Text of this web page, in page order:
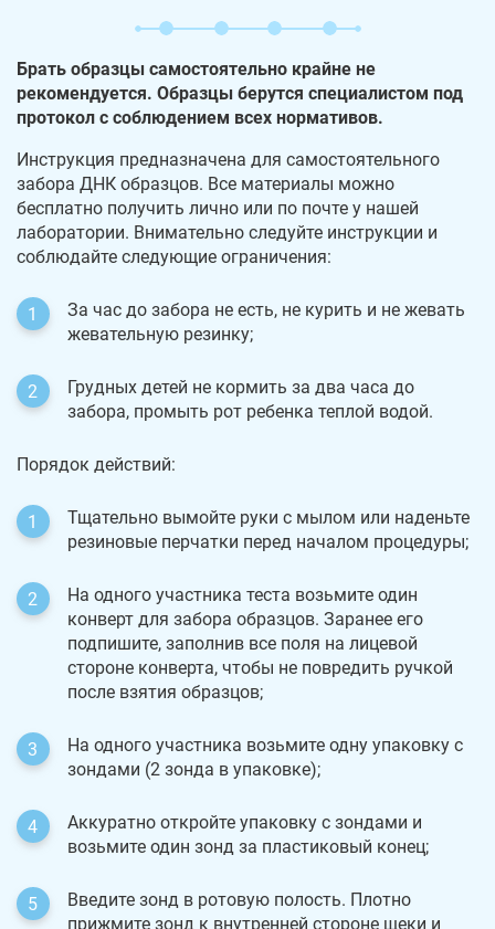
Брать образцы самостоятельно крайне не
рекомендуется. Образцы берутся специалистом под
протокол с соблюдением всех нормативов.
Инструкция предназначена для самостоятельного
забора ДНК образцов. Все материалы можно
бесплатно получить лично или по почте у нашей
лаборатории. Внимательно следуйте инструкции и
соблюдайте следующие ограничения:
За час до забора не есть, не курить и не жевать
жевательную резинку;
Грудных детей не кормить за два часа до
забора, промыть рот ребенка теплой водой.
Порядок действий:
Тщательно вымойте руки с мылом или наденьте
резиновые перчатки перед началом процедуры;
На одного участника теста возьмите один
конверт для забора образцов. Заранее его
подпишите, заполнив все поля на лицевой
стороне конверта, чтобы не повредить ручкой
после взятия образцов;
На одного участника возьмите одну упаковку с
зондами (2 зонда в упаковке);
Аккуратно откройте упаковку с зондами и
возьмите один зонд за пластиковый конец;
Введите зонд в ротовую полость. Плотно
прижмите зонд к внутренней стороне щеки и